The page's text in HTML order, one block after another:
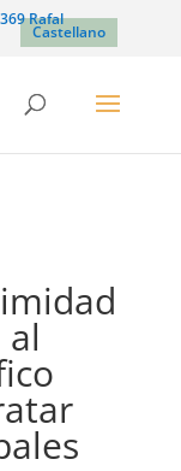
Rafal
Castellano